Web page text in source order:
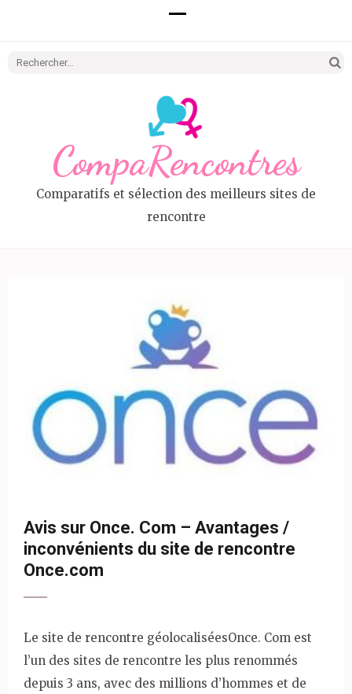
CompaRencontres
Comparatifs et sélection des meilleurs sites de
rencontre
Avis sur Once. Com – Avantages /
inconvénients du site de rencontre
Once.com
Le site de rencontre géolocaliséesOnce. Com est
l’un des sites de rencontre les plus renommés
depuis 3 ans, avec des millions d’hommes et de